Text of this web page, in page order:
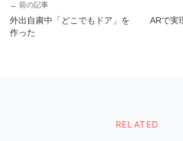
← 前の記事
外出自粛中「どこでもドア」を
作った
ARで実
RELATED